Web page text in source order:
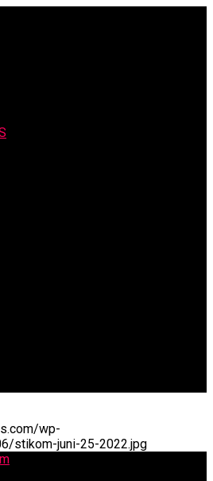
wp-
stikom-juni-25-2022.jpg